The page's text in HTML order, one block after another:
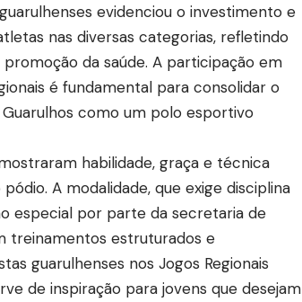
evidenciou o investimento e
nas diversas categorias, refletindo
da saúde. A participação em
é fundamental para consolidar o
como um polo esportivo
habilidade, graça e técnica
A modalidade, que exige disciplina
especial por parte da secretaria de
treinamentos estruturados e
guarulhenses nos Jogos Regionais
de inspiração para jovens que desejam